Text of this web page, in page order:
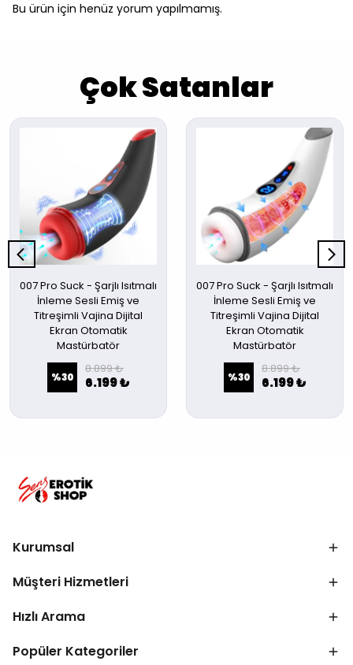
Bu ürün için henüz yorum yapılmamış.
Çok Satanlar
007 Pro Suck - Şarjlı Isıtmalı
İnleme Sesli Emiş ve
Titreşimli Vajina Dijital
Ekran Otomatik
Mastürbatör
%30
8.899 ₺
6.199 ₺
007 Pro Suck - Şarjlı Isıtmalı
İnleme Sesli Emiş ve
Titreşimli Vajina Dijital
Ekran Otomatik
Mastürbatör
%30
8.899 ₺
6.199 ₺
Kurumsal
Müşteri Hizmetleri
Hızlı Arama
Popüler Kategoriler